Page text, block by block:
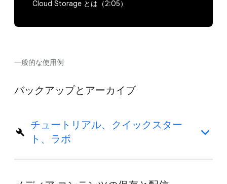
Cloud Storage とは（2:05）
一般的な使用例
バックアップとアーカイブ
チュートリアル、クイックスター
ト、ラボ